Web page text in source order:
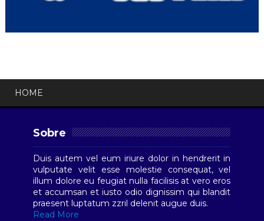
HOME
Sobre
Duis autem vel eum iriure dolor in hendrerit in
vulputate velit esse molestie consequat, vel
illum dolore eu feugiat nulla facilisis at vero eros
et accumsan et iusto odio dignissim qui blandit
praesent luptatum zzril delenit augue duis.
Read More